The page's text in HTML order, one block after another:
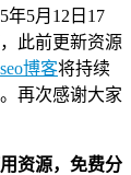
年5月12日17
此前更新资源
seo博客将持续
再次感谢大家
资源，免费分